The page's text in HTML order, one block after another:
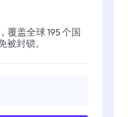
覆盖全球 195 个国
被封锁。